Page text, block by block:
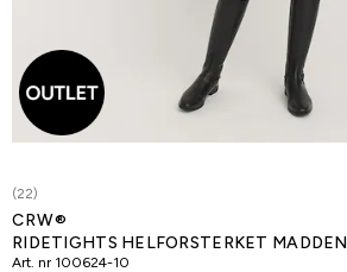
(22)
CRW®
RIDETIGHTS HELFORSTERKET MADDEN
Art. nr 100624-10